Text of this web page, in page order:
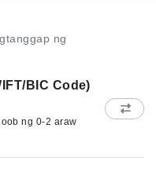
ng
BIC Code)
ng 0-2 araw